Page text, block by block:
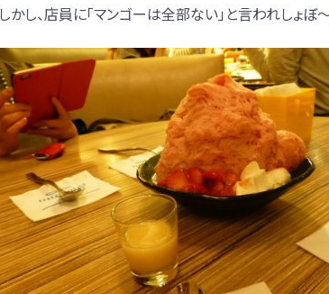
しかし、店員に「マンゴーは全部ない」と言われしょぼ